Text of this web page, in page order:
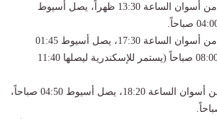
​قطار رقم 1013: يقوم من أسوان الساعة 13:30 ظهراً، يصل أسيوط
​قطار رقم 1015: يقوم من أسوان الساعة 17:30، يصل أسيوط 01:45
صباحاً، ويصل القاهرة 08:00 صباحاً (يستمر للإسكندرية ليصلها 11:40
​قطار رقم 187: يقوم من أسوان الساعة 18:20، يصل أسيوط 04:50 صباحاً،